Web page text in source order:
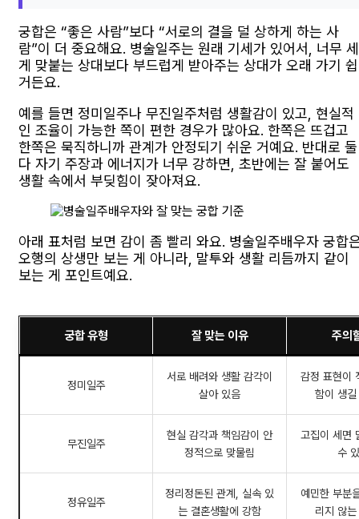
궁합은 “좋은 사람”보다 “서로의 결을 덜 상하게 하는 사
람”이 더 중요해요. 병술일주는 원래 기세가 있어서, 너무 세
게 맞붙는 상대보다 부드럽게 받아주는 상대가 오래 가기 쉽
거든요.
예를 들면 정미일주나 무진일주처럼 생활감이 있고, 현실적
인 조율이 가능한 쪽이 편한 경우가 많아요. 한쪽은 뜨겁고
한쪽은 묵직하니까 관계가 안정되기 쉬운 거예요. 반대로 둘
다 자기 주장과 에너지가 너무 강하면, 초반에는 잘 붙어도
생활 속에서 부딪힘이 잦아져요.
아래 표처럼 보면 감이 좀 빨리 와요. 병술일주배우자 궁합
오행의 상생만 보는 게 아니라, 말투와 생활 리듬까지 같이
보는 게 포인트예요.
궁합 유형 잘 맞는 이유 주의
정미일주
서로 배려와 생활 감각이
살아 있음
감정 표현이
함이 생
무진일주
현실 감각과 책임감이 안
정적으로 맞물림
고집이 세면
수
정유일주
정리정돈된 관계, 실속 있
는 결혼생활에 강함
예민한 부분
리지 않